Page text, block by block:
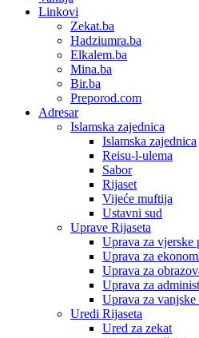
Linkovi
Zekat.ba
Hadziumra.ba
Elkalem.ba
Mina.ba
Bir.ba
Preporod.com
Adresar
Islamska zajednica
Islamska zajednica
Reisu-l-ulema
Sabor
Rijaset
Vijeće muftija
Ustavni sud
Uprave Rijaseta
Uprava za vjerske
Uprava za
Uprava za
Uprava za
Uprava za
Uredi Rijaseta
Ured za zekat